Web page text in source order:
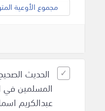
مجموع الأوعية
الحديث
المسلمين في
عبدالكريم